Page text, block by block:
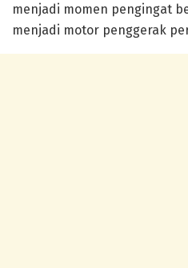
menjadi momen pengingat
menjadi motor penggerak